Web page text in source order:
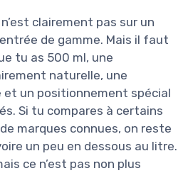
clairement pas sur un
de gamme. Mais il faut
tu as 500 ml, une
naturelle, une
et un positionnement spécial
Si tu compares à certains
marques connues, on reste
un peu en dessous au litre.
ce n’est pas non plus